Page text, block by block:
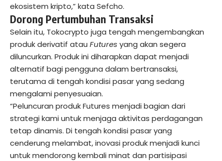
ekosistem kripto,” kata Sefcho.
Dorong Pertumbuhan Transaksi
Selain itu, Tokocrypto juga tengah mengembangkan
produk derivatif atau Futures yang akan segera
diluncurkan. Produk ini diharapkan dapat menjadi
alternatif bagi pengguna dalam bertransaksi,
terutama di tengah kondisi pasar yang sedang
mengalami penyesuaian.
“Peluncuran produk Futures menjadi bagian dari
strategi kami untuk menjaga aktivitas perdagangan
tetap dinamis. Di tengah kondisi pasar yang
cenderung melambat, inovasi produk menjadi kunci
untuk mendorong kembali minat dan partisipasi